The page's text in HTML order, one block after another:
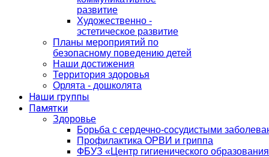
развитие
Художественно -
эстетическое развитие
Планы мероприятий по
безопасному поведению детей
Наши достижения
Территория здоровья
Орлята - дошколята
Наши группы
Памятки
Здоровье
Борьба с сердечно-сосудистыми
Профилактика ОРВИ и гриппа
ФБУЗ «Центр гигиенического образования